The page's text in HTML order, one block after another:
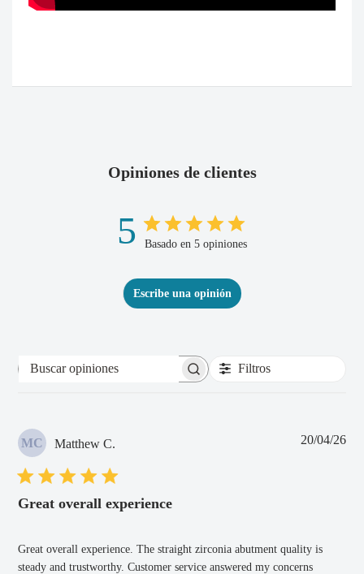
Opiniones de clientes
5 Basado en 5 opiniones
Escribe una opinión
Buscar
Filtros
MC Matthew C.
Great overall experience
Great overall experience. The straight zirconia abutment quality is
steady and trustworthy. Customer service answered my concerns
20/04/26